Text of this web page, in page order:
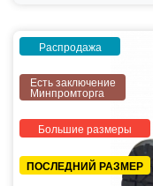
Распродажа
Есть заключение
Минпромторга
Большие размеры
ПОСЛЕДНИЙ РАЗМЕР